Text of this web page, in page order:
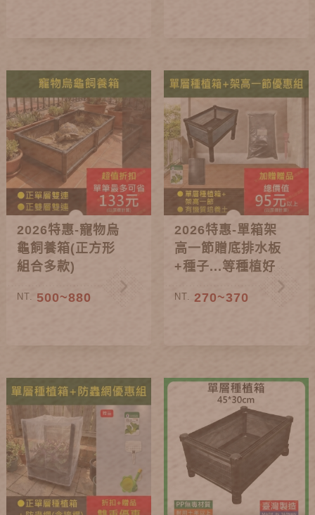
2026特惠-寵物烏
龜飼養箱(正方形
組合多款)
NT. 500~880
2026特惠-單箱架
高一節贈底排水板
+種子...等種植好
NT. 270~370